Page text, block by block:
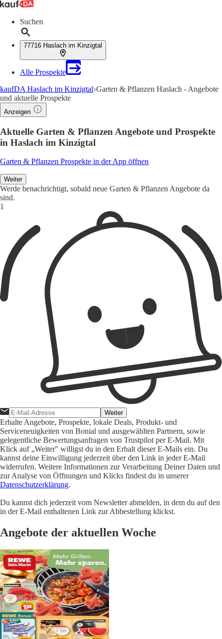
Suchen
77716 Haslach im Kinzigtal
Alle Prospekte
kaufDA Haslach im Kinzigtal Garten & Pflanzen Haslach - Angebote
und aktuelle Prospekte
Anzeigen
Aktuelle Garten & Pflanzen Angebote und Prospekte
in Haslach im Kinzigtal
Garten & Pflanzen Prospekte in der App öffnen
Weiter
Werde benachrichtigt, sobald neue Garten & Pflanzen Angebote da
sind.
Weiter
Erhalte Angebote, Prospekte, lokale Deals, Produkt- und
Serviceneuigkeiten von Bonial und ausgewählten Partnern, sowie
gelegentliche Bewertungsanfragen von Trustpilot per E-Mail. Mit
Klick auf „Weiter" willigst du in den Erhalt dieser E-Mails ein. Du
kannst deine Einwilligung jederzeit über den Link in jeder E-Mail
widerrufen. Weitere Informationen zur Verarbeitung Deiner Daten und
zur Analyse von Öffnungen und Klicks findest du in unserer
Datenschutzerklärung.
Du kannst dich jederzeit vom Newsletter abmelden, in dem du auf den
in der E-Mail enthaltenen Link zur Abbestellung klickst.
Angebote der aktuellen Woche